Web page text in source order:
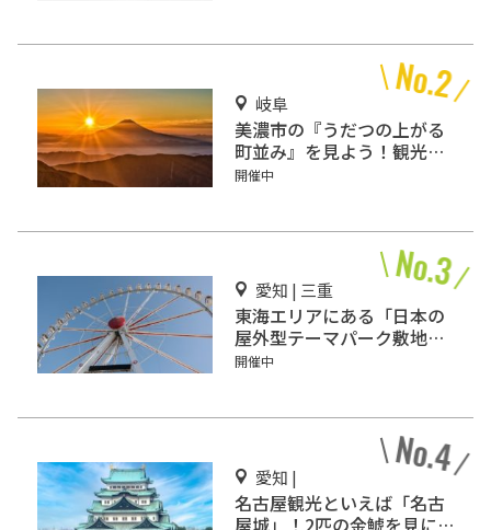
岐阜
美濃市の『うだつの上がる
町並み』を見よう！観光ス
ポットもあわせてご紹介
開催中
愛知 | 三重
東海エリアにある「日本の
屋外型テーマパーク敷地面
積ランキング」入りしてい
開催中
愛知 |
名古屋観光といえば「名古
屋城」！2匹の金鯱を見に